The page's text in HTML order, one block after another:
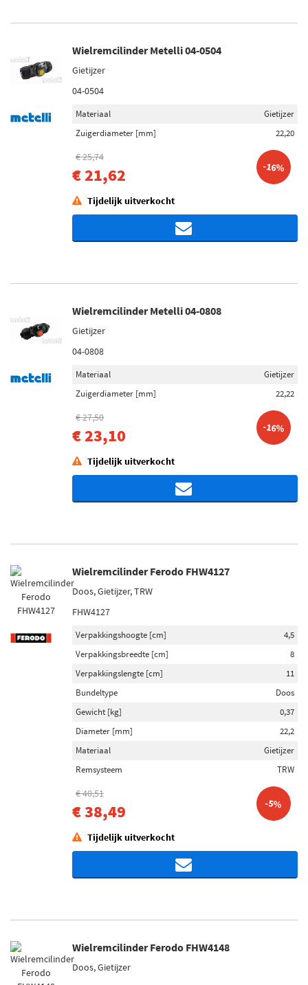
Wielremcilinder Metelli 04-0504
Gietijzer
04-0504
Materiaal
Gietijzer
Zuigerdiameter [mm]
22,20
€ 25,74
€ 21,62 -16%
Tijdelijk uitverkocht
Wielremcilinder Metelli 04-0808
Gietijzer
04-0808
Materiaal
Gietijzer
Zuigerdiameter [mm]
22,22
€ 27,50
€ 23,10 -16%
Tijdelijk uitverkocht
Wielremcilinder Ferodo FHW4127
Doos, Gietijzer, TRW
FHW4127
Verpakkingshoogte [cm]
4,5
Verpakkingsbreedte [cm]
8
Verpakkingslengte [cm]
11
Bundeltype
Doos
Gewicht [kg]
0,37
Diameter [mm]
22,2
Materiaal
Gietijzer
Remsysteem
TRW
€ 40,51
€ 38,49 -5%
Tijdelijk uitverkocht
Wielremcilinder Ferodo FHW4148
Doos, Gietijzer